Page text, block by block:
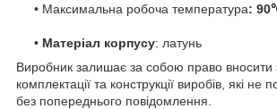
• Максимальна робоча температура:
• Матеріал корпусу: латунь
Виробник залишає за собою право вносити
комплектації та конструкції виробів, які не
без попереднього повідомлення.